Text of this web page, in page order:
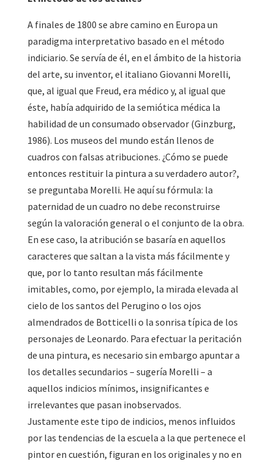
A finales de 1800 se abre camino en Europa un
paradigma interpretativo basado en el método
indiciario. Se servía de él, en el ámbito de la historia
del arte, su inventor, el italiano Giovanni Morelli,
que, al igual que Freud, era médico y, al igual que
éste, había adquirido de la semiótica médica la
habilidad de un consumado observador (Ginzburg,
1986). Los museos del mundo están llenos de
cuadros con falsas atribuciones. ¿Cómo se puede
entonces restituir la pintura a su verdadero autor?,
se preguntaba Morelli. He aquí su fórmula: la
paternidad de un cuadro no debe reconstruirse
según la valoración general o el conjunto de la obra.
En ese caso, la atribución se basaría en aquellos
caracteres que saltan a la vista más fácilmente y
que, por lo tanto resultan más fácilmente
imitables, como, por ejemplo, la mirada elevada al
cielo de los santos del Perugino o los ojos
almendrados de Botticelli o la sonrisa típica de los
personajes de Leonardo. Para efectuar la peritación
de una pintura, es necesario sin embargo apuntar a
los detalles secundarios – sugería Morelli – a
aquellos indicios mínimos, insignificantes e
irrelevantes que pasan inobservados.
Justamente este tipo de indicios, menos influidos
por las tendencias de la escuela a la que pertenece el
pintor en cuestión, figuran en los originales y no en